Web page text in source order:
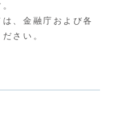
、金融庁および各
さい。